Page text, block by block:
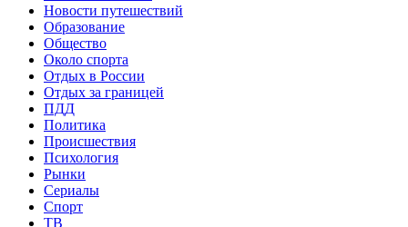
Новости путешествий
Образование
Общество
Около спорта
Отдых в России
Отдых за границей
ПДД
Политика
Происшествия
Психология
Рынки
Сериалы
Спорт
ТВ